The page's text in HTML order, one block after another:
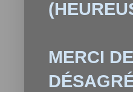
MERCI
DÉSAGR